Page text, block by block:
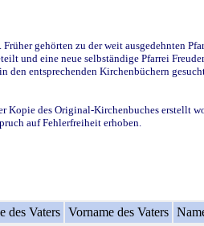
gehörten zu der weit ausgedehnten
und eine neue selbständige Pfarrei
entsprechenden Kirchenbüchern
des Original-Kirchenbuches erstellt
auf Fehlerfreiheit erhoben.
des Vaters Vorname des Vaters